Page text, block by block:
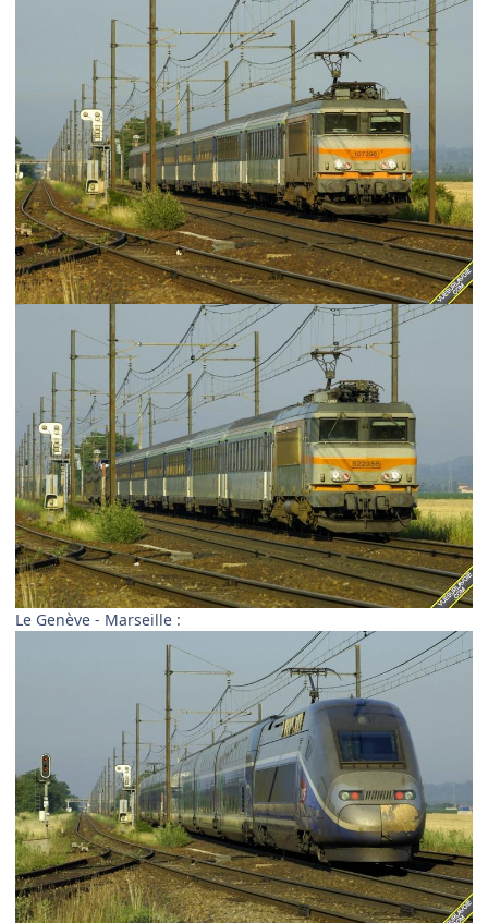
Le Genève - Marseille :